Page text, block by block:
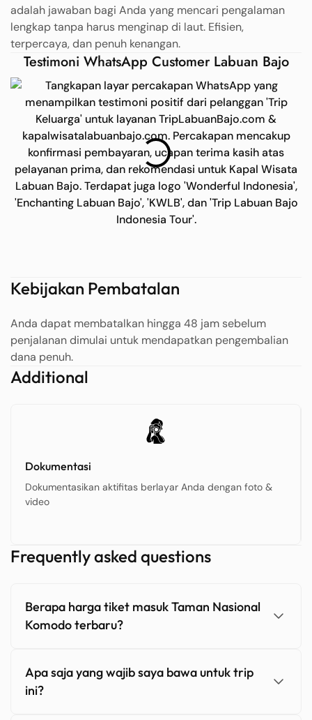
adalah jawaban bagi Anda yang mencari pengalaman
lengkap tanpa harus menginap di laut. Efisien,
terpercaya, dan penuh kenangan.
Testimoni WhatsApp Customer Labuan Bajo
Kebijakan Pembatalan
Anda dapat membatalkan hingga 48 jam sebelum
penjalanan dimulai untuk mendapatkan pengembalian
dana penuh.
Additional
Dokumentasi
Dokumentasikan aktifitas berlayar Anda dengan foto &
video
Frequently asked questions
Berapa harga tiket masuk Taman Nasional
Komodo terbaru?
Apa saja yang wajib saya bawa untuk trip
ini?